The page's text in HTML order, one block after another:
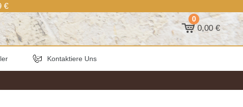
€
0
0,00 €
Kontaktiere Uns